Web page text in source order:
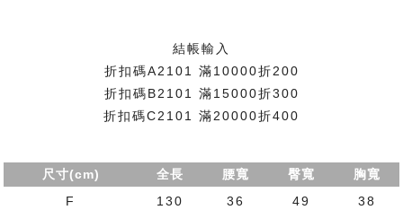
結帳輸入
折扣碼A2101 滿10000折200
折扣碼B2101 滿15000折300
折扣碼C2101 滿20000折400
尺寸(cm) 全長 腰寬 臀寬
胸寬
F
130 36 49 38